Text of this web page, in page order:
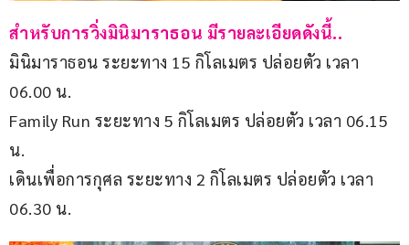
สำหรับการวิ่งมินิมาราธอน มีรายละเอียดดังนี้..
มินิมาราธอน ระยะทาง 15 กิโลเมตร ปล่อยตัว เวลา
06.00 น.
Family Run ระยะทาง 5 กิโลเมตร ปล่อยตัว เวลา 06.15
น.
เดินเพื่อการกุศล ระยะทาง 2 กิโลเมตร ปล่อยตัว เวลา
06.30 น.